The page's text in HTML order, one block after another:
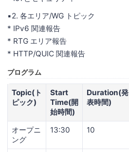
▪️2. 各エリア/WG トピック
* IPv6 関連報告
* RTG エリア報告
* HTTP/QUIC 関連報告
プログラム
Topic(ト
ピック)
Start
Time(開
始時間)
Duration(発
表時間)
オープニ
ング
13:30 10